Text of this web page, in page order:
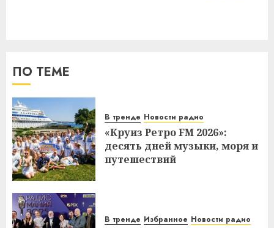
ПО ТЕМЕ
В тренде Новости радио
«Круиз Ретро FM 2026»:
десять дней музыки, моря и
путешествий
В тренде Избранное Новости радио